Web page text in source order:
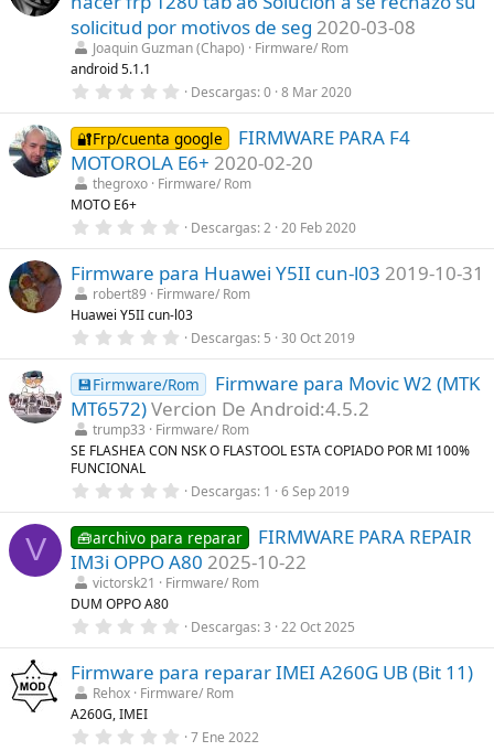
)s
t
r
e
a
(
s
)
solicitud por motivos de seg 2020-03-08
Joaquin Guzman (Chapo)
Firmware/ Rom
android 5.1.1
0
0
0
e
s
t
l
(
s
)
Descargas 0 8 Mar 2020
🔐Frp/cuenta google
FIRMWARE PARA F4
MOTOROLA E6+ 2020-02-20
thegroxo Firmware/ Rom
MOTO E6+
0
0
0
e
s
t
r
l
l
a
(
s
)
Descargas 2 20 Feb 2020
Firmware para Huawei Y5II cun-l03 2019-10-31
robert89
Firmware/ Rom
Huawei Y5II cun-l03
0
0
0
e
s
t
r
e
(
s
)
Descargas 5 30 Oct 2019
💾Firmware/Rom
Firmware para Movic W2 (MTK
MT6572)Vercion De Android:4.5.2
trump33
Firmware/ Rom
SE FLASHEA CON NSK O FLASTOOL ESTA COPIADO POR MI 100%
FUNCIONAL
0
0
0
e
s
t
l
(
s
)
Descargas 1 6 Sep 2019
V 🧰archivo para reparar
FIRMWARE PARA REPAIR
IM3i OPPO A80 2025-10-22
victorsk21
Firmware/ Rom
DUM OPPO A80
0
0
0
e
s
r
Descargas 3 22 Oct 2025
Firmware para reparar IMEI A260G UB (Bit 11)
Rehox Firmware/ Rom
A260G, IMEI
07 Ene 2022